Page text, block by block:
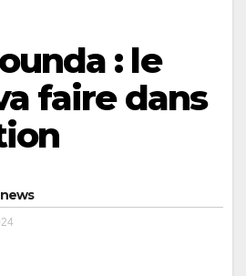
: le
faire dans